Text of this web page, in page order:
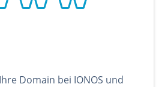
Domain bei IONOS und